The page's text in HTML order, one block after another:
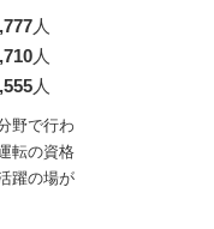
人
人
人
野で行わ
転の資格
躍の場が